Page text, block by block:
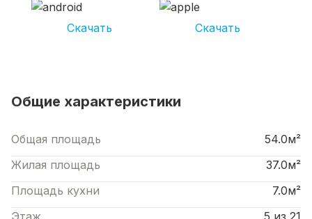
Скачать Скачать
Общие характеристики
Общая площадь
54.0м²
Жилая площадь
37.0м²
Площадь кухни
7.0м²
Этаж
5 из 21